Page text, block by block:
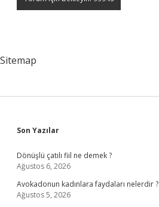
Sitemap
Sidebar
Son Yazılar
Dönüşlü çatılı fiil ne demek ?
Ağustos 6, 2026
Avokadonun kadınlara faydaları nelerdir ?
Ağustos 5, 2026